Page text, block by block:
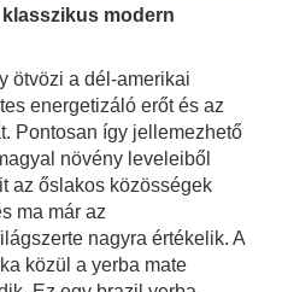
klasszikus modern
ötvözi a dél-amerikai
energetizáló erőt és az
Pontosan így jellemezhető
növény leveleiből
az őslakos közösségek
ma már az
nagyra értékelik. A
közül a yerba mate